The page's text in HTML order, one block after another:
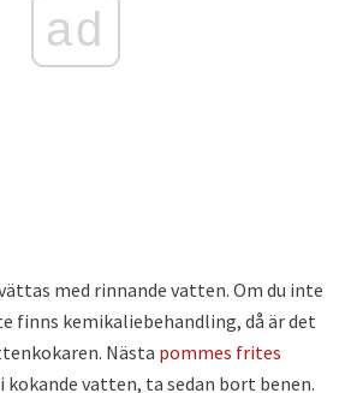
ad
med rinnande vatten. Om du inte
finns kemikaliebehandling, då är det
Nästa pommes frites
kokande vatten, ta sedan bort benen.